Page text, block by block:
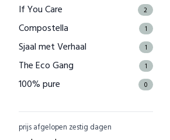
Bamboo Basics 0
Bamigo 0
CAYBOO 0
Houtenspeelgoed-shop.nl 0
Menstruatiecups.nl 0
Little Indians
If You Care 2
Compostella 1
Sjaal met Verhaal 1
The Eco Gang 1
100% pure 0
8000 kicks EU
prijs afgelopen zestig dagen